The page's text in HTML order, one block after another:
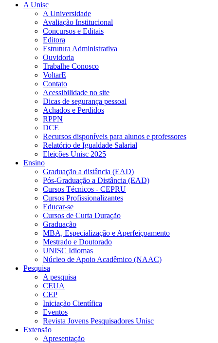
A Unisc
A Universidade
Avaliação Institucional
Concursos e Editais
Editora
Estrutura Administrativa
Ouvidoria
Trabalhe Conosco
VoltarE
Contato
Acessibilidade no site
Dicas de segurança pessoal
Achados e Perdidos
RPPN
DCE
Recursos disponíveis para alunos e professores
Relatório de Igualdade Salarial
Eleições Unisc 2025
Ensino
Graduação a distância (EAD)
Pós-Graduação a Distância (EAD)
Cursos Técnicos - CEPRU
Cursos Profissionalizantes
Educar-se
Cursos de Curta Duração
Graduação
MBA, Especialização e Aperfeiçoamento
Mestrado e Doutorado
UNISC Idiomas
Núcleo de Apoio Acadêmico (NAAC)
Pesquisa
A pesquisa
CEUA
CEP
Iniciação Científica
Eventos
Revista Jovens Pesquisadores Unisc
Extensão
Apresentação